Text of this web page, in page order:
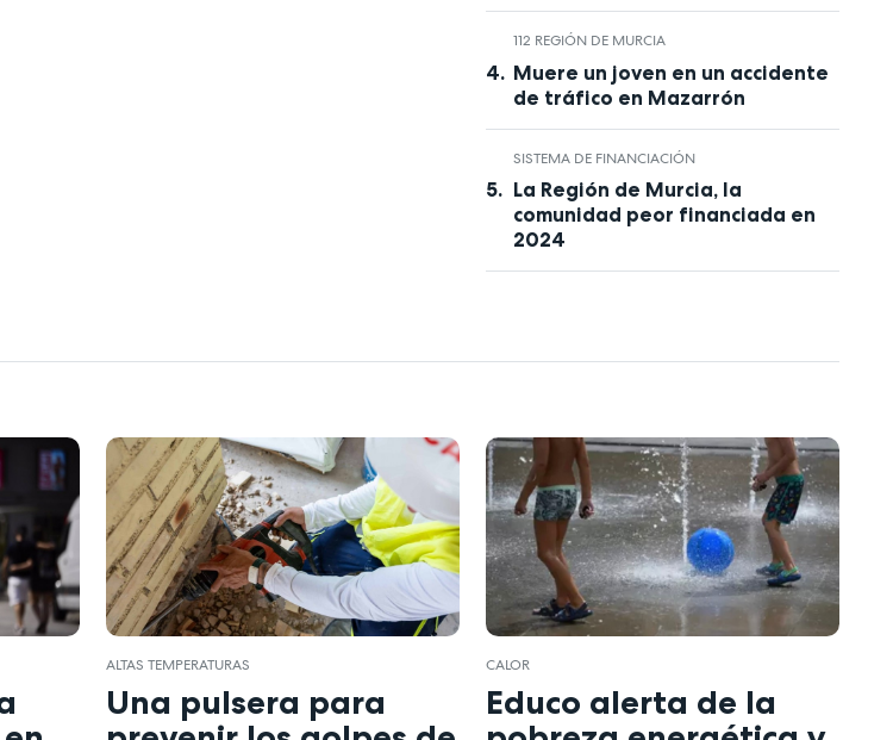
112 REGIÓN DE MURCIA
Muere un joven en un accidente
de tráfico en Mazarrón
SISTEMA DE FINANCIACIÓN
La Región de Murcia, la
comunidad peor financiada en
2024
ALTAS TEMPERATURAS
Una pulsera para
CALOR
Educo alerta de la